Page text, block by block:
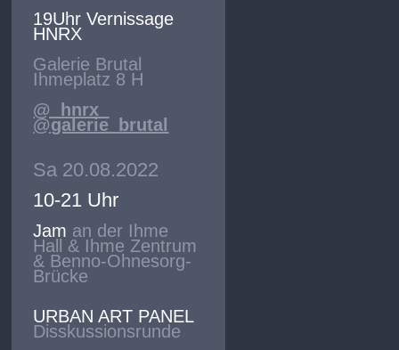
19Uhr Vernissage
HNRX
Galerie Brutal
Ihmeplatz 8 H
@_hnrx_
@galerie_brutal
Sa 20.08.2022
10-21 Uhr
Jam an der Ihme
Hall & Ihme Zentrum
& Benno-Ohnesorg-
Brücke
URBAN ART PANEL
Disskussionsrunde